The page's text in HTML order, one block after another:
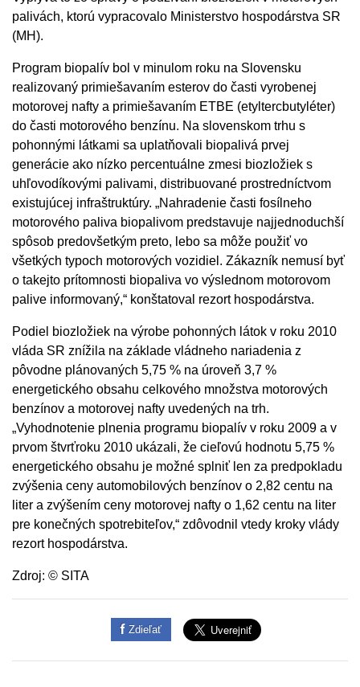
palivách, ktorú vypracovalo Ministerstvo hospodárstva SR
(MH).
Program biopalív bol v minulom roku na Slovensku
realizovaný primiešavaním esterov do časti vyrobenej
motorovej nafty a primiešavaním ETBE (etyltercbutyléter)
do časti motorového benzínu. Na slovenskom trhu s
pohonnými látkami sa uplatňovali biopalivá prvej
generácie ako nízko percentuálne zmesi biozložiek s
uhľovodíkovými palivami, distribuované prostredníctvom
existujúcej infraštruktúry. „Nahradenie časti fosílneho
motorového paliva biopalivom predstavuje najjednoduchší
spôsob predovšetkým preto, lebo sa môže použiť vo
všetkých typoch motorových vozidiel. Zákazník nemusí byť
o takejto prítomnosti biopaliva vo výslednom motorovom
palive informovaný,“ konštatoval rezort hospodárstva.
Podiel biozložiek na výrobe pohonných látok v roku 2010
vláda SR znížila na základe vládneho nariadenia z
pôvodne plánovaných 5,75 % na úroveň 3,7 %
energetického obsahu celkového množstva motorových
benzínov a motorovej nafty uvedených na trh.
„Vyhodnotenie plnenia programu biopalív v roku 2009 a v
prvom štvrťroku 2010 ukázali, že cieľovú hodnotu 5,75 %
energetického obsahu je možné splniť len za predpokladu
zvýšenia ceny automobilových benzínov o 2,82 centu na
liter a zvýšením ceny motorovej nafty o 1,62 centu na liter
pre konečných spotrebiteľov,“ zdôvodnil vtedy kroky vlády
rezort hospodárstva.
Zdroj: © SITA
Zdieľať